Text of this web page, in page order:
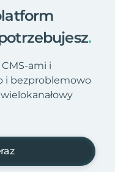
.
ami i
i bezproblemowo